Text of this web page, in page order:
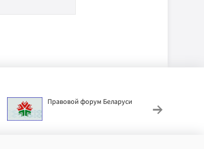
Правовой форум Беларуси